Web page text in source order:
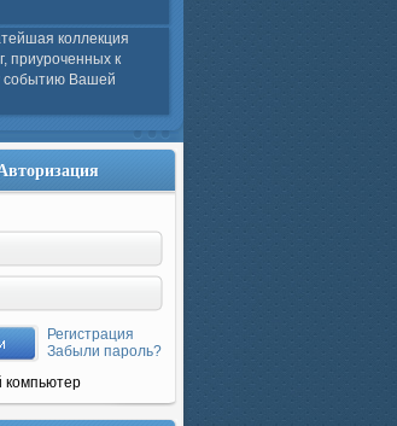
коллекция
приуроченных к
событию Вашей
Регистрация
Забыли пароль?
компьютер